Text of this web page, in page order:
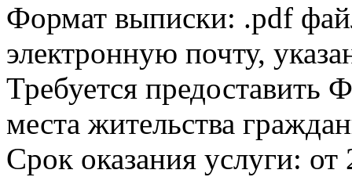
Формат выписки: .pdf
электронную почту,
Требуется
места жительства
Срок оказания услуги: от